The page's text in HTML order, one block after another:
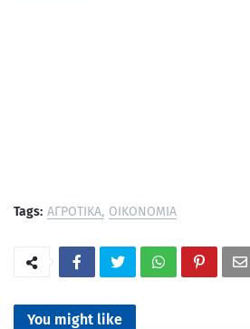
Tags: ΑΓΡΟΤΙΚΑ ΟΙΚΟΝΟΜΙΑ
You might like